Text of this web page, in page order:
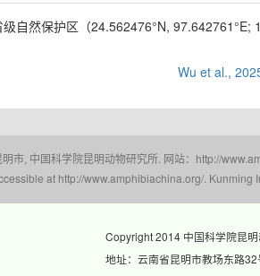
自然保护区（24.562476°N, 97.642761°E;
Wu et al.,
市, 中国科学院昆明动物研究所. 网站：http://
at http://www.amphibiachina.org/. Kunming
Copyright 2014 中国科学院昆
地址：云南省昆明市教场东路